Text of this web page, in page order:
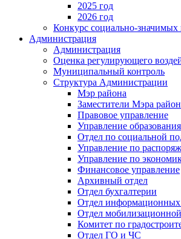
2025 год
2026 год
Конкурс социально-значимых
Администрация
Администрация
Оценка регулирующего
Муниципальный контроль
Структура Администрации
Мэр района
Заместители Мэра
Правовое управление
Управление образования
Отдел по социальной
Управление по
Управление по
Финансовое управление
Архивный отдел
Отдел бухгалтерии
Отдел информационных
Отдел
Комитет по
Отдел ГО и ЧС